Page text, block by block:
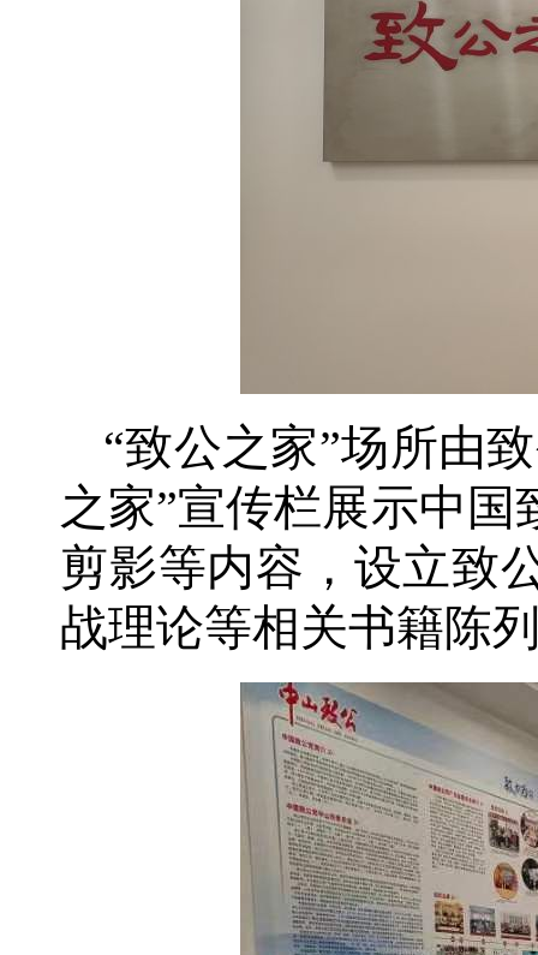
“致公之家”场所由
之家”宣传栏展示中
剪影等内容，设立致
战理论等相关书籍陈